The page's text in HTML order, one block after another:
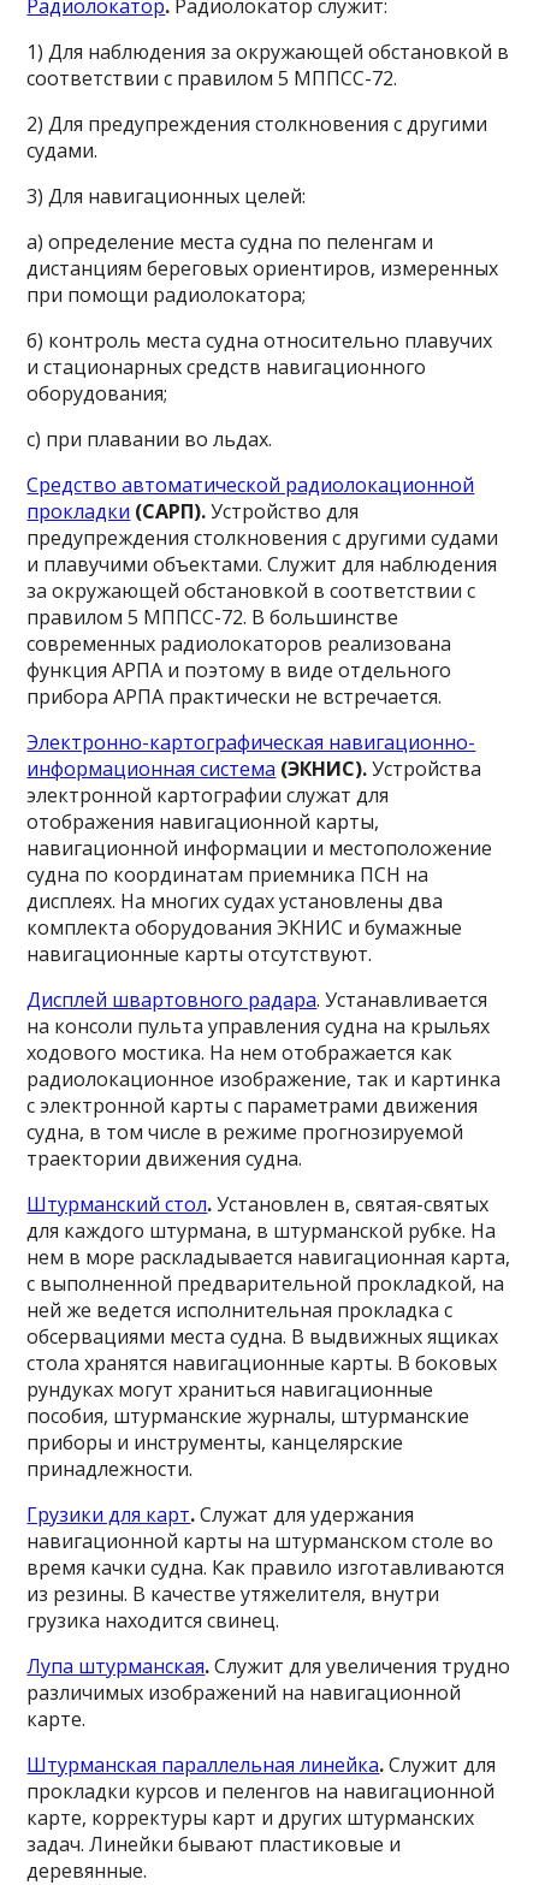
Радиолокатор. Радиолокатор служит:
1) Для наблюдения за окружающей обстановкой в
соответствии с правилом 5 МППСС-72.
2) Для предупреждения столкновения с другими
судами.
3) Для навигационных целей:
а) определение места судна по пеленгам и
дистанциям береговых ориентиров, измеренных
при помощи радиолокатора;
б) контроль места судна относительно плавучих
и стационарных средств навигационного
оборудования;
с) при плавании во льдах.
Средство автоматической радиолокационной
прокладки (САРП).Устройство для
предупреждения столкновения с другими судами
и плавучими объектами. Служит для наблюдения
за окружающей обстановкой в соответствии с
правилом 5 МППСС-72. В большинстве
современных радиолокаторов реализована
функция АРПА и поэтому в виде отдельного
прибора АРПА практически не встречается.
Электронно-картографическая навигационно-
информационная система (ЭКНИС).Устройства
электронной картографии служат для
отображения навигационной карты,
навигационной информации и местоположение
судна по координатам приемника ПСН на
дисплеях. На многих судах установлены два
комплекта оборудования ЭКНИС и бумажные
навигационные карты отсутствуют.
Дисплей швартовного радара. Устанавливается
на консоли пульта управления судна на крыльях
ходового мостика. На нем отображается как
радиолокационное изображение, так и картинка
с электронной карты с параметрами движения
судна, в том числе в режиме прогнозируемой
траектории движения судна.
Штурманский стол.Установлен в, святая-святых
для каждого штурмана, в штурманской рубке. На
нем в море раскладывается навигационная карта,
с выполненной предварительной прокладкой, на
ней же ведется исполнительная прокладка с
обсервациями места судна. В выдвижных ящиках
стола хранятся навигационные карты. В боковых
рундуках могут храниться навигационные
пособия, штурманские журналы, штурманские
приборы и инструменты, канцелярские
принадлежности.
Грузики для карт.Служат для удержания
навигационной карты на штурманском столе во
время качки судна. Как правило изготавливаются
из резины. В качестве утяжелителя, внутри
грузика находится свинец.
Лупа штурманская.Служит для увеличения трудно
различимых изображений на навигационной
карте.
Штурманская параллельная линейка.Служит для
прокладки курсов и пеленгов на навигационной
карте, корректуры карт и других штурманских
задач. Линейки бывают пластиковые и
деревянные.